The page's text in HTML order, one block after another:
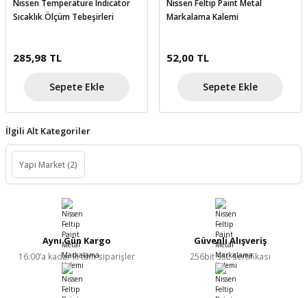
Nissen Temperature Indicator
Sıcaklık Ölçüm Tebeşirleri
285,98 TL
Sepete Ekle
Nissen Feltip Paint Metal
Markalama Kalemi
52,00 TL
Sepete Ekle
İlgili Alt Kategoriler
Yapı Market (2)
Aynı Gün Kargo
16:00’a kadar ki tüm siparişler
Güvenli Alışveriş
256bit SSL Sertifikası